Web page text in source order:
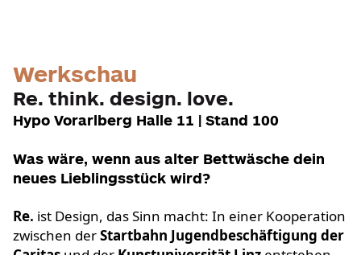
Werkschau
Re. think. design. love.
Hypo Vorarlberg Halle 11 | Stand 100
Was wäre, wenn aus alter Bettwäsche dein
neues Lieblingsstück wird?
Re. ist Design, das Sinn macht: In einer Kooperation
zwischen derStartbahn Jugendbeschäftigung der